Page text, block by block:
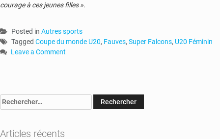
courage à ces jeunes filles ».
Posted in Autres sports
Tagged Coupe du monde U20, Fauves, Super Falcons, U20 Féminin
Leave a Comment
:
s’inclinent
Rechercher :
Articles récents